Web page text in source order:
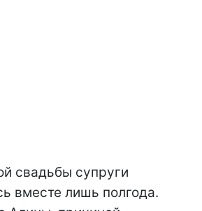
свадьбы супруги
вместе лишь полгода.